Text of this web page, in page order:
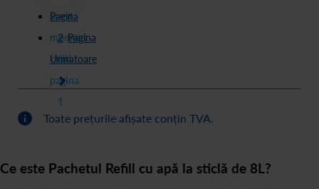
acest
moment
cititi
pagina
1
Pagina
2 Pagina
Urmatoare
Toate prețurile afișate conțin TVA.
Ce este Pachetul Refill cu apă la sticlă de 8L?